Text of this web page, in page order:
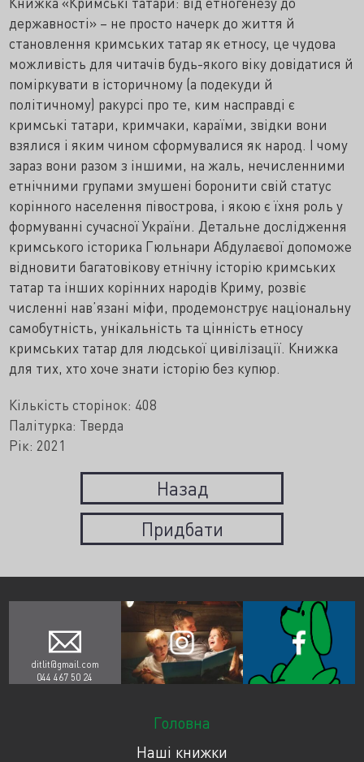
державності» – не просто начерк до життя й
становлення кримських татар як етносу, це чудова
можливість для читачів будь-якого віку довідатися й
поміркувати в історичному (а подекуди й
політичному) ракурсі про те, ким насправді є
кримські татари, кримчаки, караїми, звідки вони
взялися і яким чином сформувалися як народ. І чому
зараз вони разом з іншими, на жаль, нечисленними
етнічними групами змушені боронити свій статус
корінного населення півострова, і якою є їхня роль у
формуванні сучасної України. Детальне дослідження
кримського історика Гюльнари Абдулаєвої допоможе
відновити багатовікову етнічну історію кримських
татар та інших корінних народів Криму, розвіє
численні нав’язані міфи, продемонструє національну
самобутність, унікальність та цінність етносу
кримських татар для людської цивілізації. Книжка
для тих, хто хоче знати історію без купюр.
Кількість сторінок: 408
Палітурка: Тверда
Рік: 2021
Назад
Придбати
ditlit@gmail.com
044 467 50 24
Головна
Наші книжки